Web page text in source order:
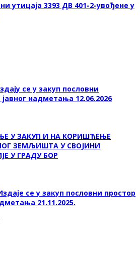
утицаја 3393 ДВ 401-2-увођене у
се у закуп пословни
надметања 12.06.2026
У ЗАКУП И НА КОРИШЋЕЊЕ
ЗЕМЉИШТА У СВОЈИНИ
У ГРАДУ БОР
се у закуп пословни простор
21.11.2025.